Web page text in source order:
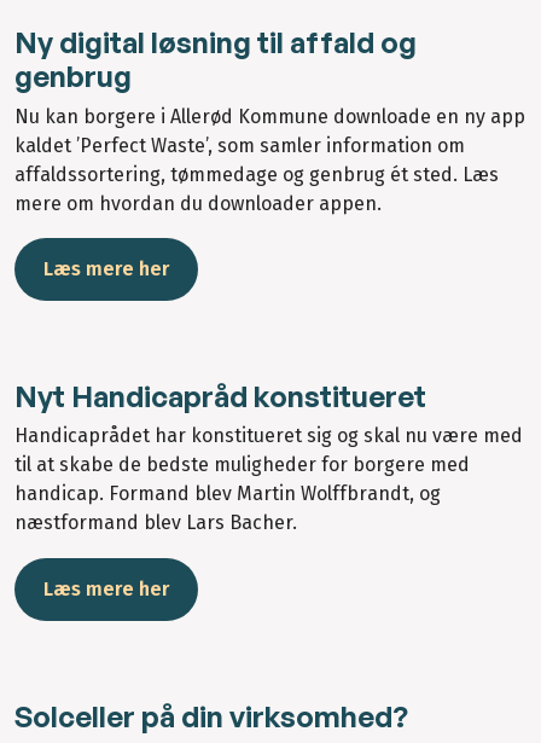
Ny digital løsning til affald og
genbrug
Nu kan borgere i Allerød Kommune downloade en ny app
kaldet ’Perfect Waste’, som samler information om
affaldssortering, tømmedage og genbrug ét sted. Læs
mere om hvordan du downloader appen.
Læs mere her
Nyt Handicapråd konstitueret
Handicaprådet har konstitueret sig og skal nu være med
til at skabe de bedste muligheder for borgere med
handicap. Formand blev Martin Wolffbrandt, og
næstformand blev Lars Bacher.
Læs mere her
Solceller på din virksomhed?